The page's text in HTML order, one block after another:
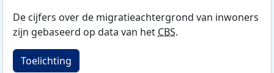
De cijfers over de migratieachtergrond van inwoners
zijn gebaseerd op data van het CBS.
Toelichting